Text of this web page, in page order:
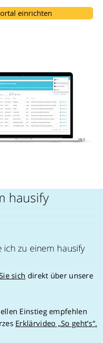
einrichten
hausify
ich zu einem hausify
sich direkt über unsere
Einstieg empfehlen
Erklärvideo „So geht’s“.